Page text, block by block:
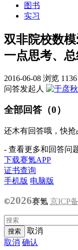
图书
实习
双非院校数
一点思考、
2016-06-08 浏览 1136
问答发起人
全部回答（0）
还木有回答哦，快抢
- 查看更多和回答问
下载赛氪APP
证书查询
手机版 电脑版
©2026赛氪 京ICP
取消
取消 确认